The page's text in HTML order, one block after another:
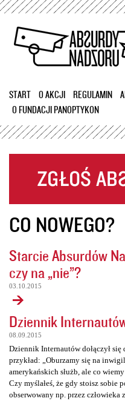
Przejdź
treści
START O AKCJI REGULAMIN
O FUNDACJI PANOPTYKON
CO NOWEGO?
Starcie Absurdów
czy na „nie”?
03.10.2015
Dziennik
08.09.2015
Dziennik Internautów dołączył się
przykład: „Oburzamy się na
amerykańskich służb, ale co
Czy myślałeś, że gdy stoisz sobie
obserwowany np. przez